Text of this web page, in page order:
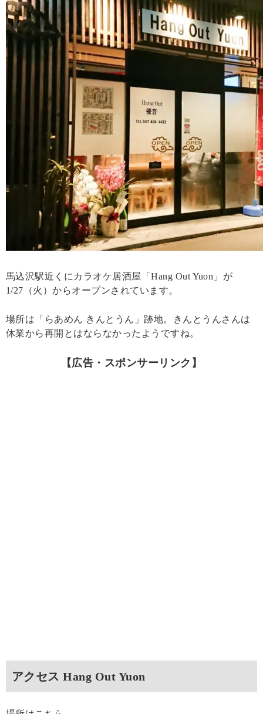
馬込沢駅近くにカラオケ居酒屋「Hang Out Yuon」が
1/27（火）からオープンされています。
場所は「らあめん きんとうん」跡地。きんとうんさんは
休業から再開とはならなかったようですね。
【広告・スポンサーリンク】
アクセス Hang Out Yuon